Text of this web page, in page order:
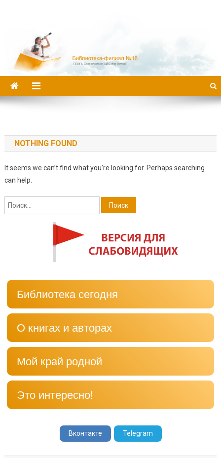
NOTHING FOUND
It seems we can’t find what you’re looking for. Perhaps searching
can help.
Найти:
Библиотека сегодня
О книгах и авторах
Мой край родной
Это интересно!
Вконтакте Telegram